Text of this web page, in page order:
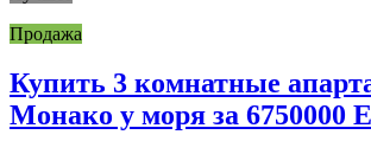
Продажа
Купить 3 комнатные
Монако у моря за 6750000